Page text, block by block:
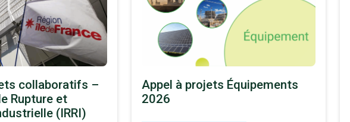
collaboratifs –
Rupture et
(IRRI)
Appel à projets Équipements
2026